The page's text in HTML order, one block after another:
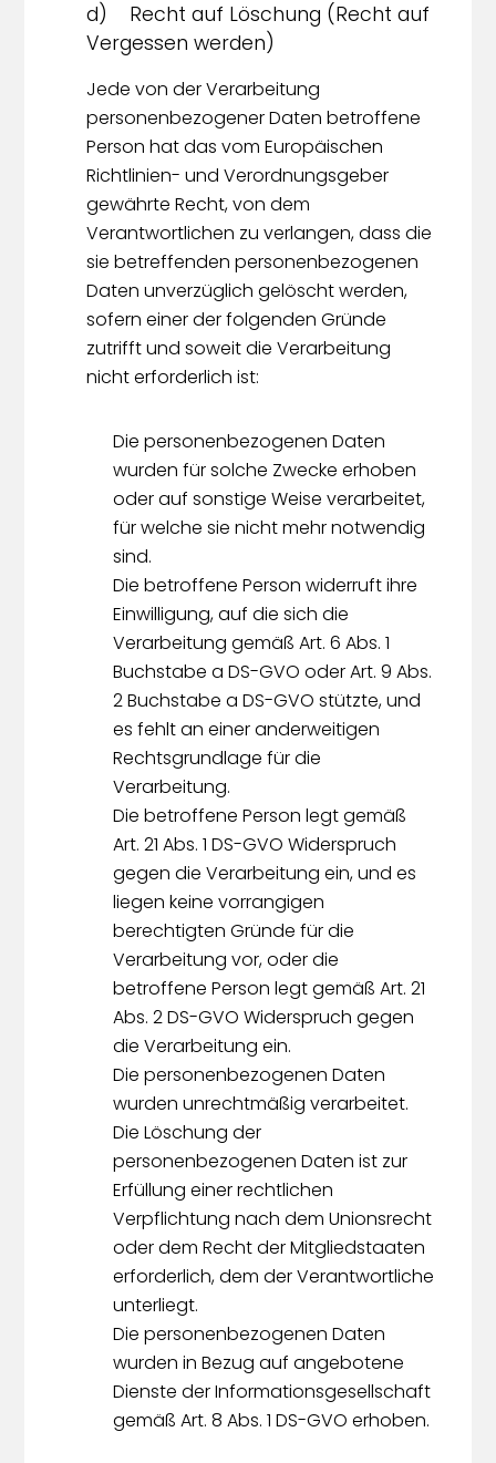
d) Recht auf Löschung (Recht auf
Vergessen werden)
Jede von der Verarbeitung
personenbezogener Daten betroffene
Person hat das vom Europäischen
Richtlinien- und Verordnungsgeber
gewährte Recht, von dem
Verantwortlichen zu verlangen, dass die
sie betreffenden personenbezogenen
Daten unverzüglich gelöscht werden,
sofern einer der folgenden Gründe
zutrifft und soweit die Verarbeitung
nicht erforderlich ist:
Die personenbezogenen Daten
wurden für solche Zwecke erhoben
oder auf sonstige Weise verarbeitet,
für welche sie nicht mehr notwendig
sind.
Die betroffene Person widerruft ihre
Einwilligung, auf die sich die
Verarbeitung gemäß Art. 6 Abs. 1
Buchstabe a DS-GVO oder Art. 9 Abs.
2 Buchstabe a DS-GVO stützte, und
es fehlt an einer anderweitigen
Rechtsgrundlage für die
Verarbeitung.
Die betroffene Person legt gemäß
Art. 21 Abs. 1 DS-GVO Widerspruch
gegen die Verarbeitung ein, und es
liegen keine vorrangigen
berechtigten Gründe für die
Verarbeitung vor, oder die
betroffene Person legt gemäß Art. 21
Abs. 2 DS-GVO Widerspruch gegen
die Verarbeitung ein.
Die personenbezogenen Daten
wurden unrechtmäßig verarbeitet.
Die Löschung der
personenbezogenen Daten ist zur
Erfüllung einer rechtlichen
Verpflichtung nach dem Unionsrecht
oder dem Recht der Mitgliedstaaten
erforderlich, dem der Verantwortliche
unterliegt.
Die personenbezogenen Daten
wurden in Bezug auf angebotene
Dienste der Informationsgesellschaft
gemäß Art. 8 Abs. 1 DS-GVO erhoben.